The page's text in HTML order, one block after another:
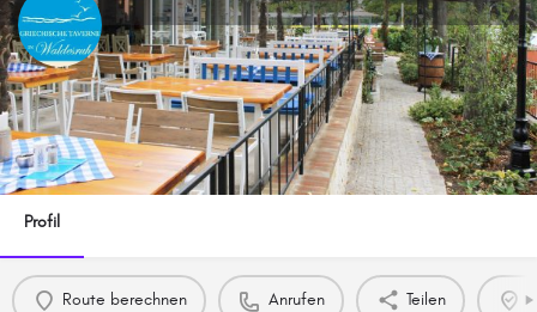
Griechische Taverne Waldesruh
Eintrag beanspruchen
Profil
Route berechnen Anrufen Teilen